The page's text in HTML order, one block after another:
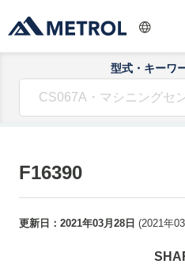
型式・キーワ
F16390
更新日： 2021年03月28日 (2021年